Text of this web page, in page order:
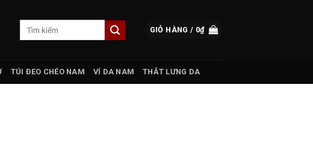
GIỎ HÀNG / 0₫
TÚI ĐEO CHÉO NAM VÍ DA NAM THẮT LƯNG DA